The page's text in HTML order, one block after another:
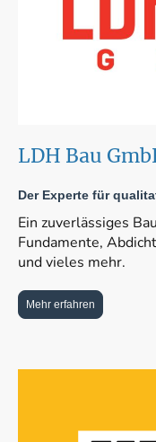
LDH Bau
Der Experte für
Ein zuverlässiges
Fundamente,
und vieles mehr.
Mehr erfahren